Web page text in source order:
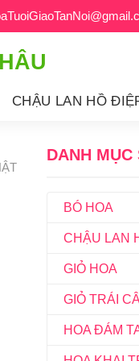
CHẬU LAN HỒ
DANH MỤC
BÓ HOA
CHẬU LAN
GIỎ HOA
GIỎ TRÁI
HOA ĐÁM